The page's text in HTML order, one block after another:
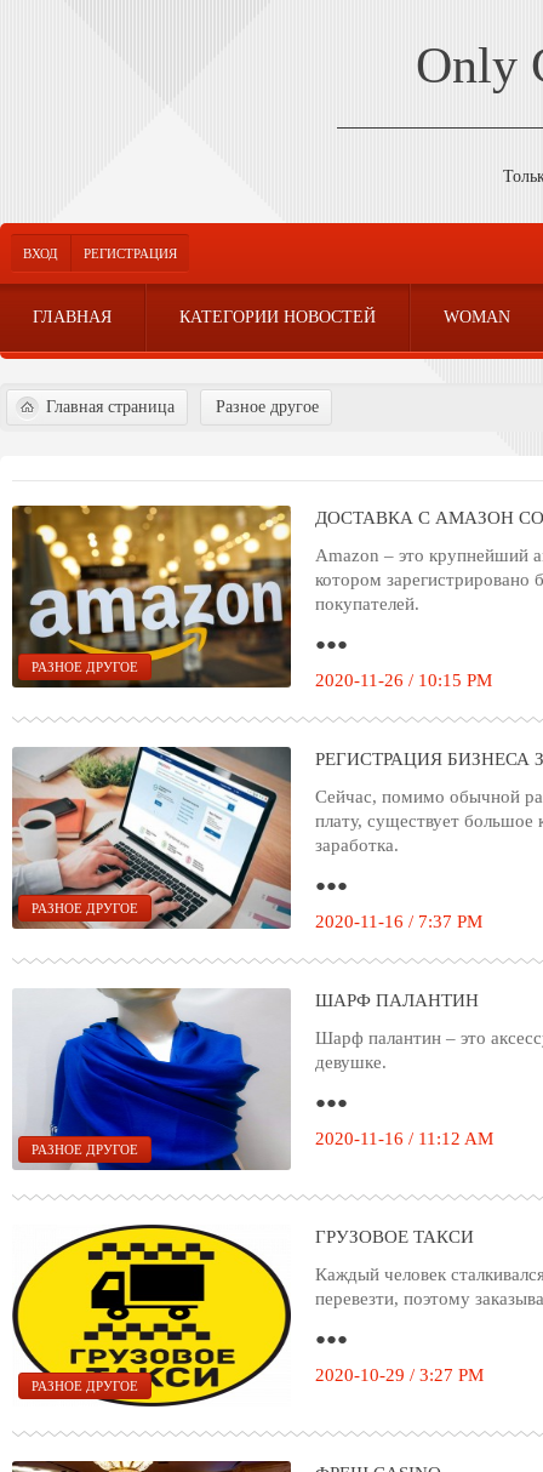
Only
ВХОД РЕГИСТРАЦИЯ
ГЛАВНАЯ КАТЕГОРИИ НОВОСТЕЙ WOMAN
Главная страница Разное другое
РАЗНОЕ ДРУГОЕ
ДОСТАВКА С АМАЗОН
Amazon – это крупнейший
котором зарегистрировано
покупателей.
●●●
2020-11-26 / 10:15 PM
РАЗНОЕ ДРУГОЕ
РЕГИСТРАЦИЯ БИЗНЕСА
Сейчас, помимо обычной
плату, существует большое
заработка.
●●●
2020-11-16 / 7:37 PM
РАЗНОЕ ДРУГОЕ
ШАРФ ПАЛАНТИН
Шарф палантин – это
девушке.
●●●
2020-11-16 / 11:12 AM
РАЗНОЕ ДРУГОЕ
ГРУЗОВОЕ ТАКСИ
Каждый человек
перевезти, поэтому
●●●
2020-10-29 / 3:27 PM